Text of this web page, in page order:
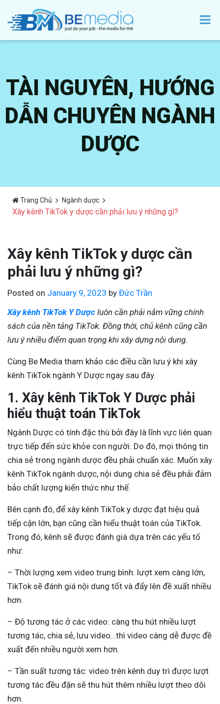
TÀI NGUYÊN, HƯỚNG
DẪN CHUYÊN NGÀNH
DƯỢC
Trang Chủ Ngành dược
Xây kênh TikTok y dược cần phải lưu ý những gì?
Xây kênh TikTok y dược cần
phải lưu ý những gì?
Posted on January 9, 2023 by Đức Trần
Xây kênh TikTok Y Dược luôn cần phải nắm vững chính
sách của nền tảng TikTok. Đồng thời, chủ kênh cũng cần
lưu ý nhiều điểm quan trọng khi xây dựng nội dung.
Cùng Be Media tham khảo các điều cần lưu ý khi xây
kênh TikTok ngành Y Dược ngay sau đây.
1. Xây kênh TikTok Y Dược phải
hiểu thuật toán TikTok
Ngành Dược có tính đặc thù bởi đây là lĩnh vực liên quan
trực tiếp đến sức khỏe con người. Do đó, mọi thông tin
chia sẻ trong ngành dược đều phải chuẩn xác. Muốn xây
kênh TikTok ngành dược, nội dung chia sẻ đều phải đảm
bảo chất lượng kiến thức như thế.
Bên cạnh đó, để xây kênh TikTok y dược đạt hiệu quả
tiếp cận lớn, bạn cũng cần hiểu thuật toán của TikTok.
Trong đó, kênh sẽ được đánh giá dựa trên các yếu tố
như:
– Thời lượng xem video trung bình: lượt xem càng lớn,
TikTok sẽ đánh giá nội dung tốt và đẩy lên đề xuất nhiều
hơn.
– Độ tương tác ở các video: càng thu hút nhiều lượt
tương tác, chia sẻ, lưu video…thì video càng dễ được đề
xuất đến nhiều người xem hơn.
– Tần suất tương tác: video trên kênh duy trì được lượt
tương tác đều đặn sẽ thu hút thêm nhiều lượt theo dõi
hơn.